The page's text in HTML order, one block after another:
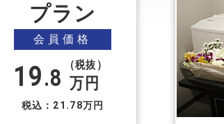
プラン
会員価格
19.8 （税抜）
万円
税込：21.78万円